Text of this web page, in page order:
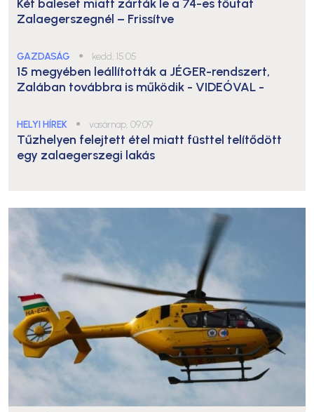
Két baleset miatt zárták le a 74-es főutat
Zalaegerszegnél – Frissítve
GAZDASÁG ● kedd, 15:05
15 megyében leállították a JÉGER-rendszert,
Zalában továbbra is működik - VIDEÓVAL -
HELYI HÍREK ● vasárnap, 09:09
Tűzhelyen felejtett étel miatt füsttel telítődött
egy zalaegerszegi lakás